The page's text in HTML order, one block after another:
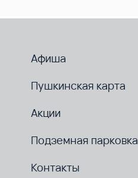
Афиша
Пушкинская карта
Акции
Подземная парковка
Контакты